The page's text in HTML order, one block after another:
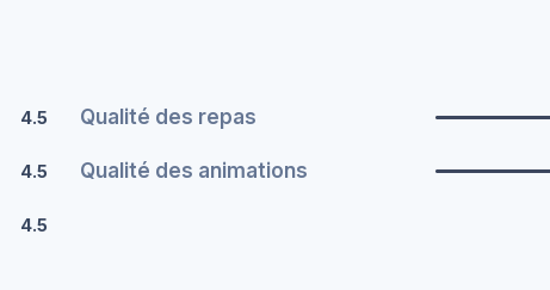
4.5 Qualité des repas
4.5 Qualité des animations
4.5